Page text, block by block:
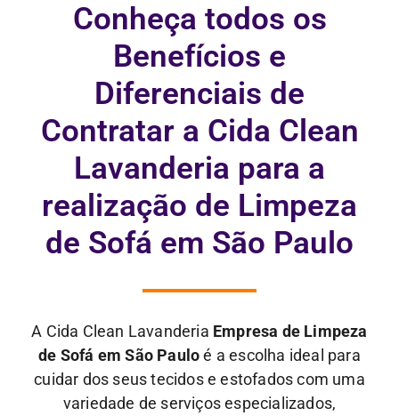
Conheça todos os
Benefícios e
Diferenciais de
Contratar a Cida Clean
Lavanderia para a
realização de Limpeza
de Sofá em São Paulo
A Cida Clean Lavanderia Empresa de Limpeza
de Sofá em São Pauloé a escolha ideal para
cuidar dos seus tecidos e estofados com uma
variedade de serviços especializados,